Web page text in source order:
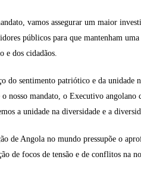
vamos assegurar um maior
públicos para que mantenham
e dos cidadãos.
do sentimento patriótico e da unidade
nosso mandato, o Executivo angolano
a unidade na diversidade e a
de Angola no mundo pressupõe o
de focos de tensão e de conflitos na